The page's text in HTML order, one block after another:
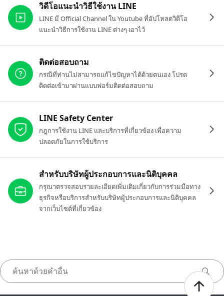
วิดีโอแนะนำวิธีใช้งาน LINE
LINE มี Official Channel ใน Youtube ที่อัปโหลดวิดีโอ
แนะนำวิธีการใช้งาน LINE ต่างๆ เอาไว้
ติดต่อสอบถาม
กรณีที่ท่านไม่สามารถแก้ไขปัญหาได้ด้วยตนเอง โปรด
ติดต่อเข้ามาผ่านแบบฟอร์มติดต่อสอบถาม
LINE Safety Center
กฎการใช้งาน LINE และบริการที่เกี่ยวข้อง เพื่อความ
ปลอดภัยในการใช้บริการ
สำหรับบริษัทผู้ประกอบการและนิติบุคคล
กรุณาตรวจสอบรายละเอียดเพิ่มเติมเกี่ยวกับการร่วมมือทาง
ธุรกิจหรือบริการสำหรับบริษัทผู้ประกอบการและนิติบุคคล
จากเว็บไซต์ที่เกี่ยวข้อง